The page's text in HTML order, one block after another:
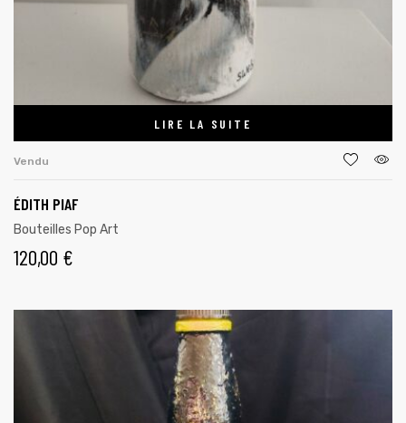
LIRE LA SUITE
Vendu
ÉDITH PIAF
Bouteilles Pop Art
120,00 €